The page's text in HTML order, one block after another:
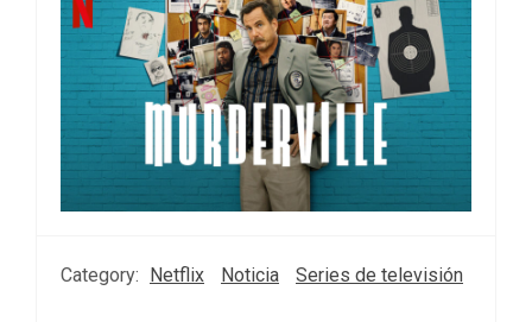
Category: Netflix Noticia Series de televisión